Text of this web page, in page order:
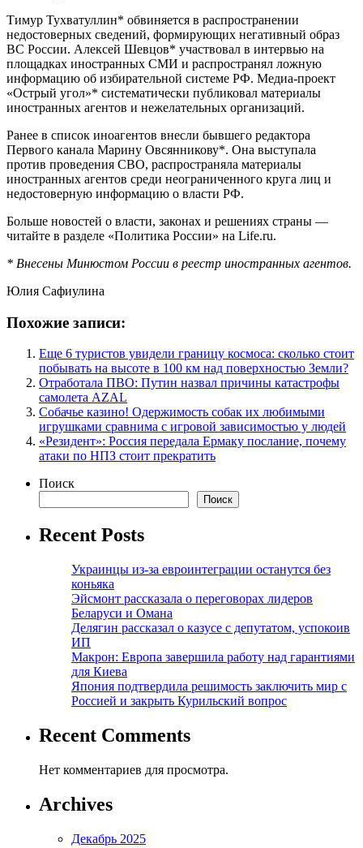
Тимур Тухватуллин* обвиняется в распространении
недостоверных сведений, формирующих негативный образ
ВС России. Алексей Шевцов* участвовал в интервью на
площадках иностранных СМИ и распространял ложную
информацию об избирательной системе РФ. Медиа-проект
«Острый угол»* систематически публиковал материалы
иностранных агентов и нежелательных организаций.
Ранее в список иноагентов внесли бывшего редактора
Первого канала Марину Овсянникову*. Она выступала
против проведения СВО, распространяла материалы
иностранных агентов среди неограниченного круга лиц и
недостоверную информацию о власти РФ.
Больше новостей о власти, законах и решениях страны —
читайте в разделе «Политика России» на Life.ru.
* Внесены Минюстом России в реестр иностранных агентов.
Юлия Сафиулина
Похожие записи:
Еще 6 туристов увидели границу космоса: сколько стоит
побывать на высоте в 100 км над поверхностью Земли?
Отработала ПВО: Путин назвал причины катастрофы
самолета AZAL
Собачье казино! Одержимость собак их любимыми
игрушками сравнима с игровой зависимостью у людей
«Резидент»: Россия передала Ермаку послание, почему
атаки по НПЗ стоит прекратить
Поиск
Поиск
Recent Posts
Украинцы из-за евроинтеграции останутся без
коньяка
Эйсмонт рассказала о переговорах лидеров
Беларуси и Омана
Делягин рассказал о казусе с депутатом, успокоив
ИП
Макрон: Европа завершила работу над гарантиями
для Киева
Япония подтвердила решимость заключить мир с
Россией и закрыть Курильский вопрос
Recent Comments
Нет комментариев для просмотра.
Archives
Декабрь 2025